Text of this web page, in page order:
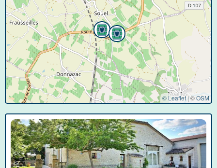
© Leaflet |©OSM